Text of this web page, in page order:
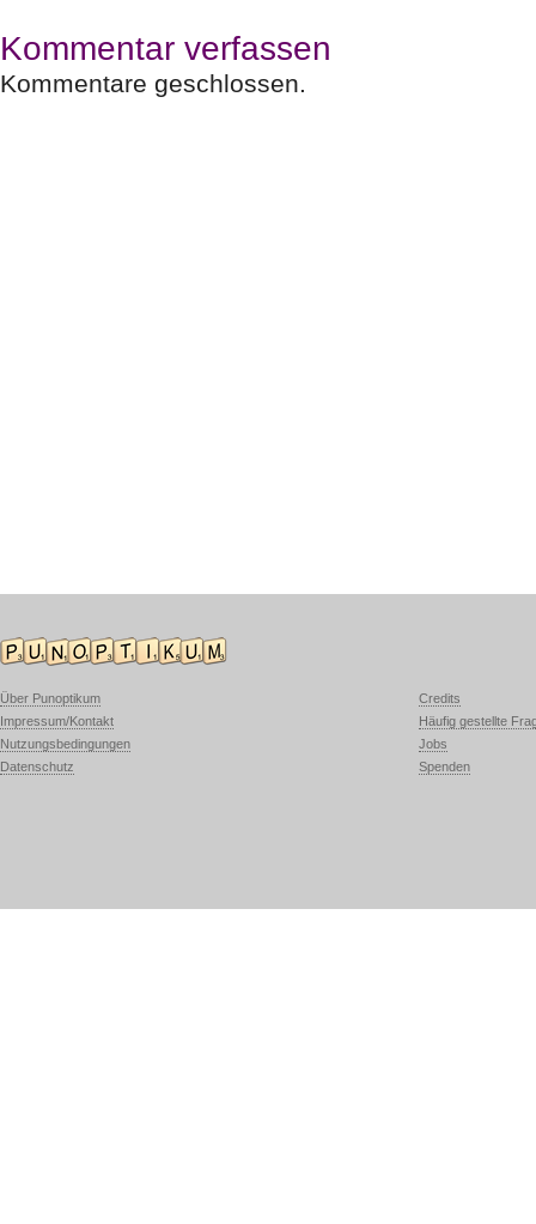
Kommentar verfassen
Kommentare geschlossen.
Über Punoptikum
Impressum/Kontakt
Nutzungsbedingungen
Datenschutz
Credits
Häufig gestellte
Jobs
Spenden